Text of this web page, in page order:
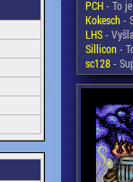
PCH- To je
Kokesch-
LHS-
Sillicon-
sc128-